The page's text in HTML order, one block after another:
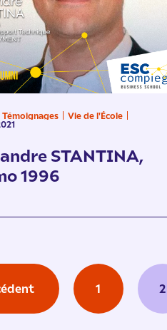
Témoignages Vie de l'École
STANTINA,
1996
1 2